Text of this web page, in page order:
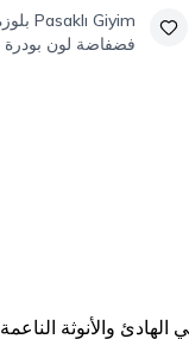
Pasaklı Giyim
فضفاضة لون بودرة